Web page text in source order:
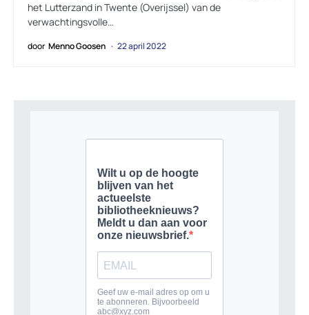
het Lutterzand in Twente (Overijssel) van de
verwachtingsvolle…
door Menno Goosen 22 april 2022